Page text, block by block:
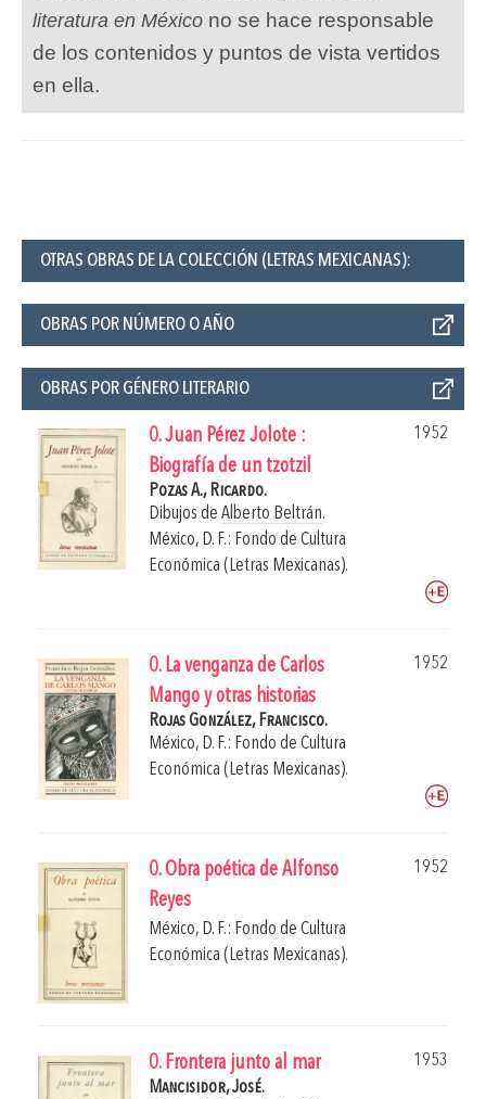
literatura en México no se hace responsable
de los contenidos y puntos de vista vertidos
en ella.
OTRAS OBRAS DE LA COLECCIÓN (LETRAS MEXICANAS):
OBRAS POR NÚMERO O AÑO
OBRAS POR GÉNERO LITERARIO
0. Juan Pérez Jolote :
Biografía de un tzotzil
1952
Pozas A., Ricardo.
Dibujos de Alberto Beltrán.
México, D. F.: Fondo de Cultura
Económica (Letras Mexicanas).
0. La venganza de Carlos
Mango y otras historias
1952
Rojas González, Francisco.
México, D. F.: Fondo de Cultura
Económica (Letras Mexicanas).
0. Obra poética de Alfonso
Reyes
1952
México, D. F.: Fondo de Cultura
Económica (Letras Mexicanas).
0. Frontera junto al mar
1953
Mancisidor, José.